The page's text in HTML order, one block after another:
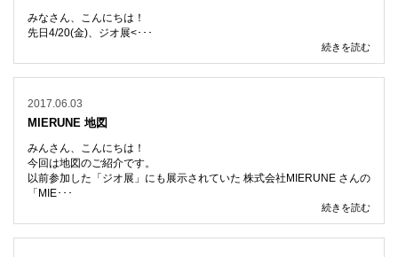
みなさん、こんにちは！
先日4/20(金)、 ジオ展<･･･
続きを読む
2017.06.03
MIERUNE 地図
みんさん、こんにちは！
今回は地図のご紹介です。
以前参加した「ジオ展」にも展示されていた 株式会社MIERUNE さんの
「MIE･･･
続きを読む